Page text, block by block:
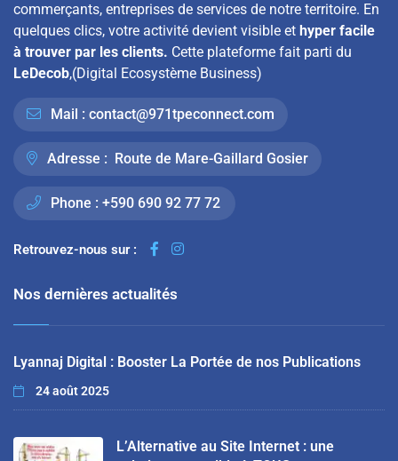
commerçants, entreprises de services de notre territoire. En
quelques clics, votre activité devient visible et hyper facile
à trouver par les clients. Cette plateforme fait parti du
LeDecob,(Digital Ecosystème Business)
Mail : contact@971tpeconnect.com
Adresse : Route de Mare-Gaillard Gosier
Phone : +590 690 92 77 72
Retrouvez-nous sur :
Nos dernières actualités
Lyannaj Digital : Booster La Portée de nos Publications
24 août 2025
L’Alternative au Site Internet : une